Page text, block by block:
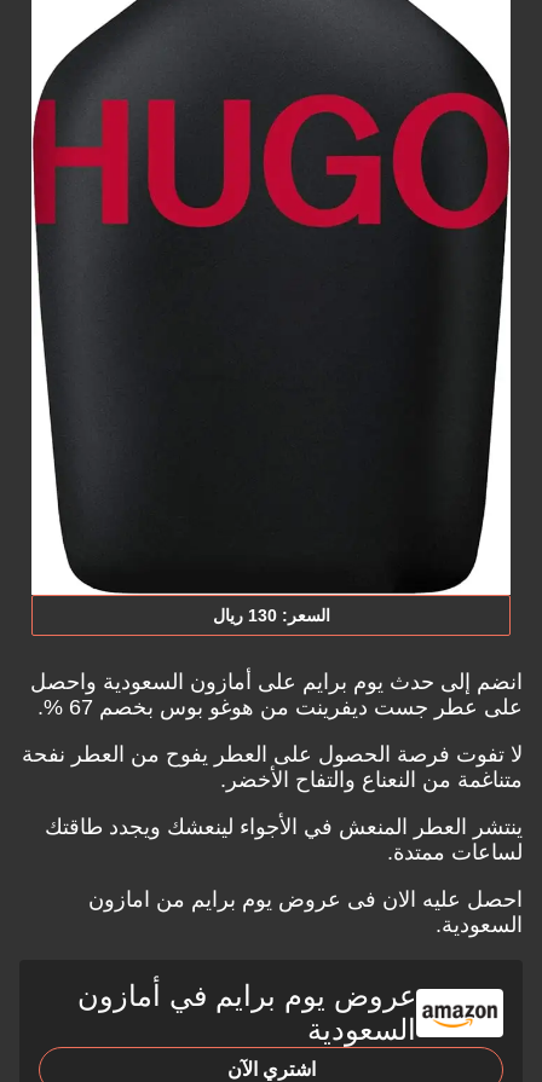
السعر: 130 ريال
انضم إلى حدث يوم برايم على أمازون السعودية واحصل
على عطر جست ديفرينت من هوغو بوس بخصم 67 %.
لا تفوت فرصة الحصول على العطر يفوح من العطر نفحة
متناغمة من النعناع والتفاح الأخضر.
ينتشر العطر المنعش في الأجواء لينعشك ويجدد طاقتك
لساعات ممتدة.
احصل عليه الان فى عروض يوم برايم من امازون
السعودية.
عروض يوم برايم في أمازون
السعودية
اشتري الآن